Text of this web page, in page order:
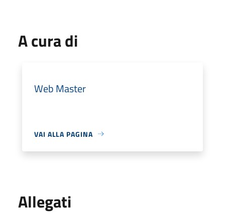
A cura di
Web Master
VAI ALLA PAGINA
Allegati